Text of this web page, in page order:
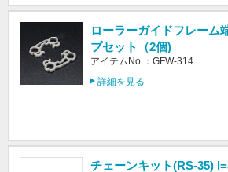
ローラーガイドフレーム
プセット（2個)
アイテムNo.：GFW-314
詳細を見る
チェーンキット(RS-35)